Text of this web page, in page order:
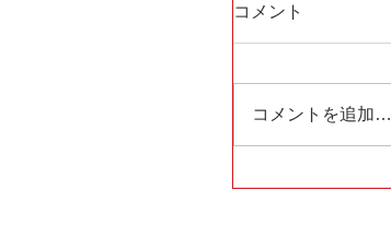
コメント
コメントを追加…